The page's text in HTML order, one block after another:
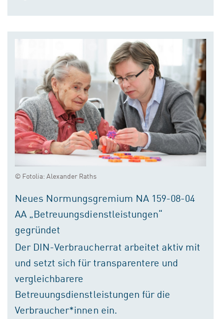
© Fotolia: Alexander Raths
Neues Normungsgremium NA 159-08-04
AA „Betreuungsdienstleistungen“
gegründet
Der DIN-Verbraucherrat arbeitet aktiv mit
und setzt sich für transparentere und
vergleichbarere
Betreuungsdienstleistungen für die
Verbraucher*innen ein.